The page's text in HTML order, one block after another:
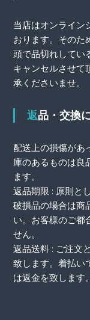
当店はオンライン
おります。そのた
頭で品切れしてい
キャンセルさせて
承くださいませ。
返品・交換
配送上の損傷があ
庫のあるものは良
ます。
返品期限 : 原則と
破損品の場合は商
い。お客様のご都
せん。
返品送料 : ご注文
致します。着払い
は返金を致します。